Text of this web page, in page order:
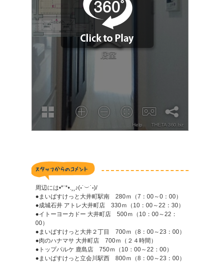
周辺には•*¨*•.¸¸♪(◦˙︶˙◦)/
●まいばすけっと大井町駅南 280ｍ（7：00～0：00）
●成城石井 アトレ大井町店 330ｍ（10：00～22：30）
●イトーヨーカドー 大井町店 500ｍ（10：00～22：
00）
●まいばすけっと大井２丁目 700ｍ（8：00～23：00）
●肉のハナマサ 大井町店 700ｍ（２４時間）
●トップパルケ 鹿島店 750ｍ（10：00～22：00）
●まいばすけっと立会川駅西 800ｍ（8：00～23：00）